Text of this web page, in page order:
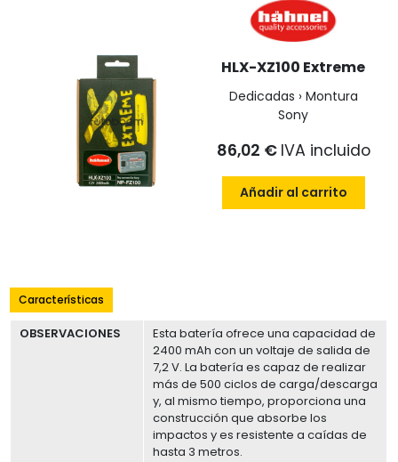
HLX-XZ100 Extreme
Dedicadas › Montura
Sony
86,02 € IVA incluido
Añadir al carrito
Características
OBSERVACIONES
Esta batería ofrece una capacidad de
2400 mAh con un voltaje de salida de
7,2 V. La batería es capaz de realizar
más de 500 ciclos de carga/descarga
y, al mismo tiempo, proporciona una
construcción que absorbe los
impactos y es resistente a caídas de
hasta 3 metros.